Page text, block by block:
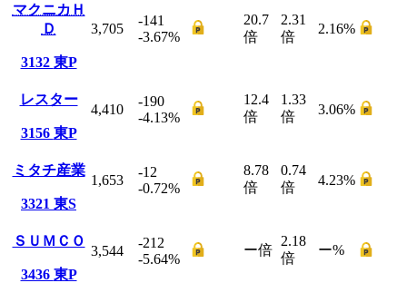
マクニカＨ
Ｄ
3132 東P
3,705
-141
-3.67%
20.7
倍
2.31
倍
2.16%
レスター
3156 東P
4,410
-190
-4.13%
12.4
倍
1.33
倍
3.06%
ミタチ産業
3321 東S
1,653
-12
-0.72%
8.78
倍
0.74
倍
4.23%
ＳＵＭＣＯ
3436 東P
3,544
-212
-5.64%
ー倍
2.18
倍
ー%